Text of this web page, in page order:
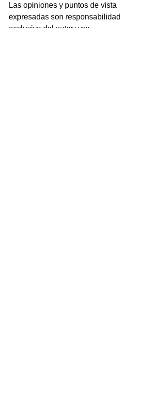
Las opiniones y puntos de vista
expresadas son responsabilidad
exclusiva del autor y no